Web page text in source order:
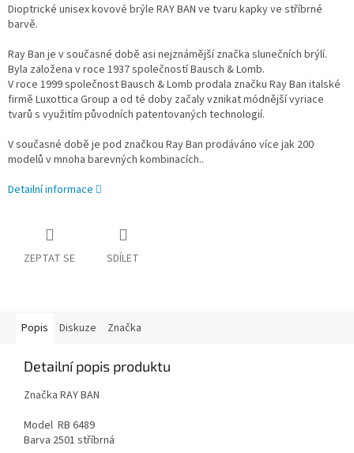
Dioptrické unisex kovové brýle RAY BAN ve tvaru kapky ve stříbrné
barvě.
Ray Ban je v současné době asi nejznámější značka slunečních brýlí.
Byla založena v roce 1937 společností Bausch & Lomb.
V roce 1999 společnost Bausch & Lomb prodala značku Ray Ban italské
firmě Luxottica Group a od té doby začaly vznikat módnější vyriace
tvarů s využitím původních patentovaných technologií.
V současné době je pod značkou Ray Ban prodáváno více jak 200
modelů v mnoha barevných kombinacích..
Detailní informace
ZEPTAT SE SDÍLET
Popis Diskuze Značka
Detailní popis produktu
Značka RAY BAN
Model RB 6489
Barva 2501 stříbrná